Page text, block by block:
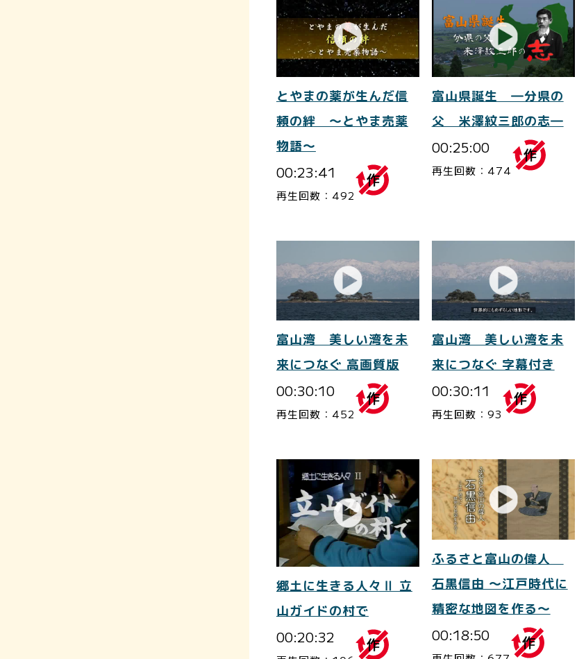
とやまの薬が生んだ信
頼の絆 ～とやま売薬
物語～
00:23:41
再生回数：492
富山県誕生 ―分県の
父 米澤紋三郎の志―
00:25:00
再生回数：474
富山湾 美しい湾を未
来につなぐ 高画質版
00:30:10
再生回数：452
富山湾 美しい湾を未
来につなぐ 字幕付き
00:30:11
再生回数：93
郷土に生きる人々Ⅱ 立
山ガイドの村で
00:20:32
ふるさと富山の偉人
石黒信由 ～江戸時代に
精密な地図を作る～
00:18:50